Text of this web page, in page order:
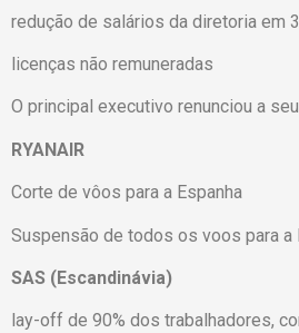
redução de salários da diretoria em
licenças não remuneradas
O principal executivo renunciou a
RYANAIR
Corte de vôos para a Espanha
Suspensão de todos os voos para a
SAS (Escandinávia)
lay-off de 90% dos trabalhadores,